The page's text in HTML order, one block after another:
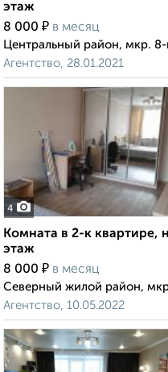
этаж
8 000 ₽ в месяц
Центральный район, мкр.
Агентство, 28.01.2021
4
Комната в 2-к квартире,
этаж
8 000 ₽ в месяц
Северный жилой район,
Агентство, 10.05.2022